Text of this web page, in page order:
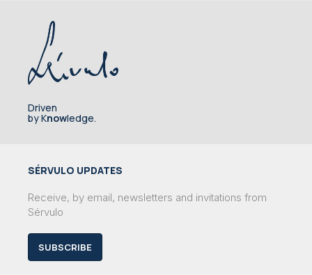
Driven
by Knowledge.
SÉRVULO UPDATES
Receive, by email, newsletters and invitations from
Sérvulo
SUBSCRIBE